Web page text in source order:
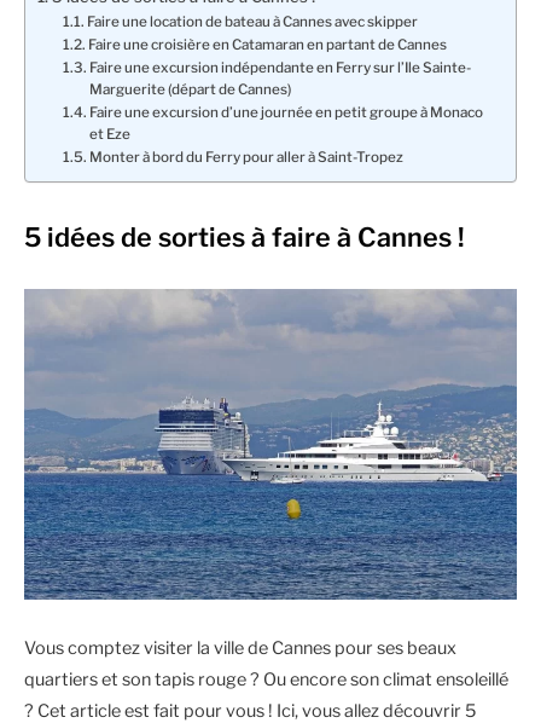
Faire une location de bateau à Cannes avec skipper
Faire une croisière en Catamaran en partant de Cannes
Faire une excursion indépendante en Ferry sur l’Ile Sainte-
Marguerite (départ de Cannes)
Faire une excursion d’une journée en petit groupe à Monaco
et Eze
Monter à bord du Ferry pour aller à Saint-Tropez
5 idées de sorties à faire à Cannes !
Vous comptez visiter la ville de Cannes pour ses beaux
quartiers et son tapis rouge ? Ou encore son climat ensoleillé
? Cet article est fait pour vous ! Ici, vous allez découvrir 5